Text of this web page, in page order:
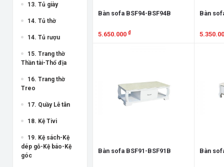
13. Tủ giày
14. Tủ thờ
14. Tủ rượu
15. Trang thờ
Thần tài-Thổ địa
16. Trang thờ
Treo
17. Quầy Lễ tân
18. Kệ Tivi
19. Kệ sách-Kệ
dép gỗ-Kệ báo-Kệ
góc
Bàn sofa BSF94-BSF94B
5.650.000 ₫
Bàn
Bàn sofa BSF91-BSF91B Bàn